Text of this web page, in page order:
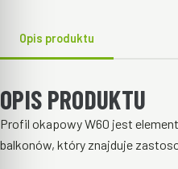
Opis produktu
OPIS PRODUKTU
Profil okapowy W60 jest
balkonów, który znajduje